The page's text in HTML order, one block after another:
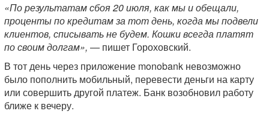
«По результатам сбоя 20 июля, как мы и обещали,
проценты по кредитам за тот день, когда мы подвели
клиентов, списывать не будем. Кошки всегда платят
по своим долгам», — пишет Гороховский.
В тот день через приложение monobank невозможно
было пополнить мобильный, перевести деньги на карту
или совершить другой платеж. Банк возобновил работу
ближе к вечеру.